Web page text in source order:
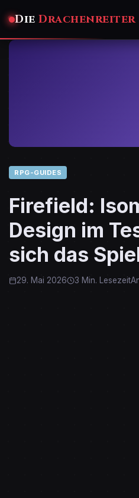
Die Drachenreiter
RPG-GUIDES
Firefield:
Design im
sich das
29. Mai 2026 3 Min. Lesezeit